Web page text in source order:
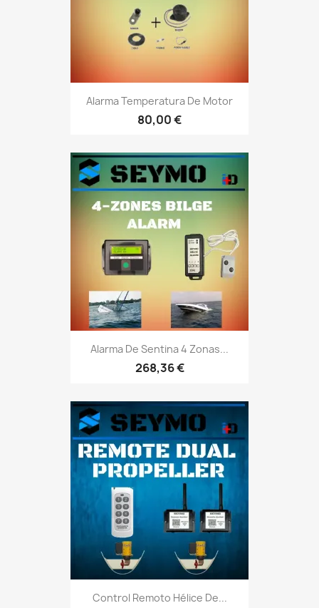
Alarma Temperatura De Motor
80,00 €
Alarma De Sentina 4 Zonas...
268,36 €
Control Remoto Hélice De...